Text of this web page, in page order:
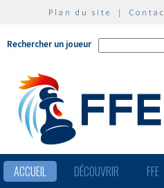
Plan du site |
Rechercher un joueur
ACCUEIL DÉCOUVRIR FFE